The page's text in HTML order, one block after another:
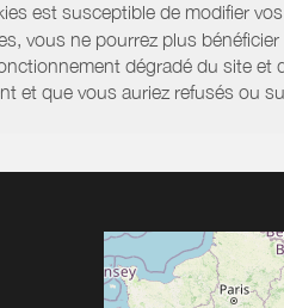
est susceptible de modifier
vous ne pourrez plus
dégradé du site et
et que vous auriez refusés ou